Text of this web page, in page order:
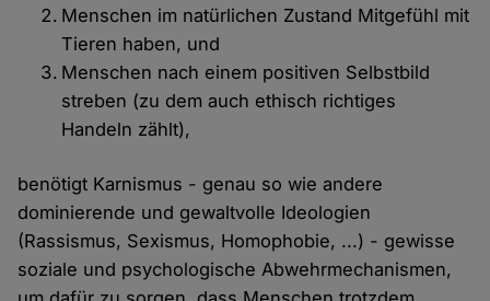
Menschen im natürlichen Zustand Mitgefühl mit
Tieren haben, und
Menschen nach einem positiven Selbstbild
streben (zu dem auch ethisch richtiges
Handeln zählt),
benötigt Karnismus - genau so wie andere
dominierende und gewaltvolle Ideologien
(Rassismus, Sexismus, Homophobie, ...) - gewisse
soziale und psychologische Abwehrmechanismen,